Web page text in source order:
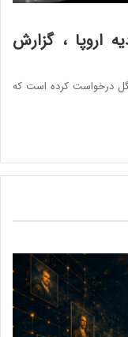
اروپا ، گزارش
درخواست کرده است که